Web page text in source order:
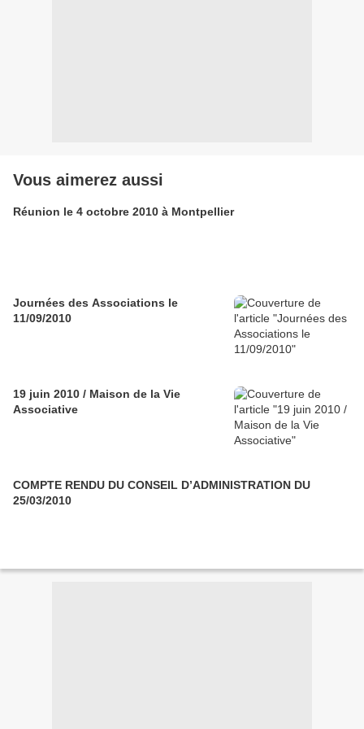
Vous aimerez aussi
Réunion le 4 octobre 2010 à Montpellier
Journées des Associations le
11/09/2010
19 juin 2010 / Maison de la Vie
Associative
COMPTE RENDU DU CONSEIL D’ADMINISTRATION DU
25/03/2010